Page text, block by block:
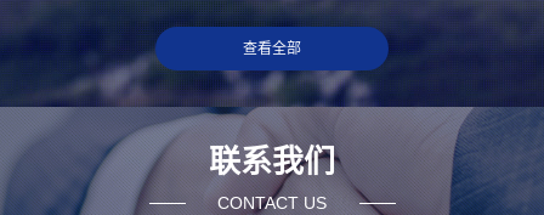
查看全部
联系我们
CONTACT US